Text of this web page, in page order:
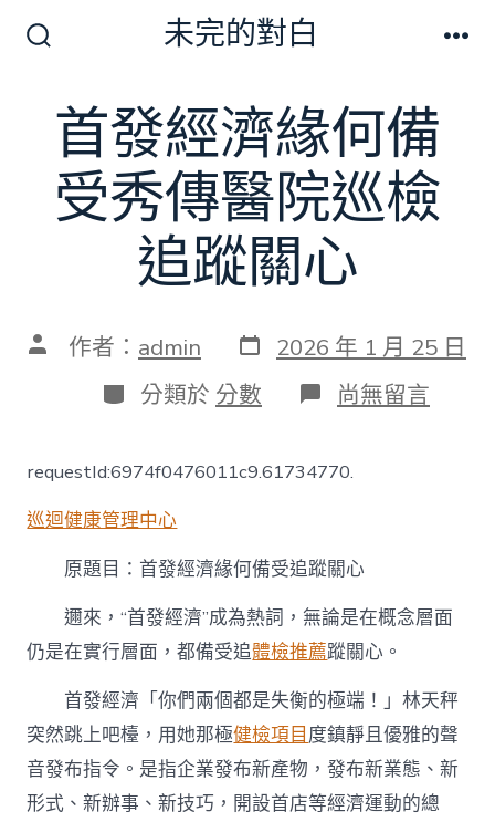
切
換
關
未完的對白
首發經濟緣何備
受秀傳醫院巡檢
追蹤關心
文 作者： admin 發
表
日
期
2026 年 1 月 25 日
分
類
分類於 分數 在
〈首
經
濟
受
傳
醫
院
檢
追
蹤
關
心〉
中
尚無留言
requestId:6974f0476011c9.61734770.
巡迴健康管理中心
原題目：首發經濟緣何備受追蹤關心
邇來，“首發經濟”成為熱詞，無論是在概念層面
仍是在實行層面，都備受追體檢推薦蹤關心。
首發經濟「你們兩個都是失衡的極端！」林天秤
突然跳上吧檯，用她那極健檢項目 度鎮靜且優雅的聲
音發布指令。是指企業發布新產物，發布新業態、新
形式、新辦事、新技巧，開設首店等經濟運動的總